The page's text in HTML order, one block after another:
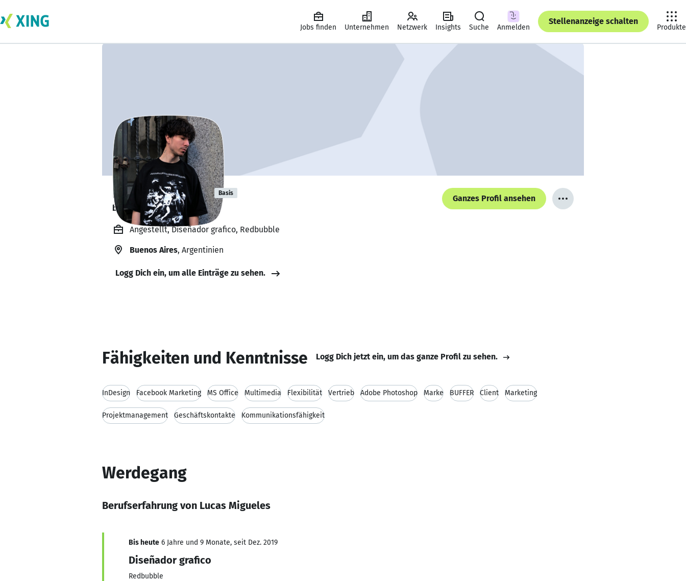
Jobs finden Unternehmen Netzwerk Insights Suche Anmelden
Stellenanzeige schalten
Produkte
Lucas Migueles Basis
busca nuevos proyectos. 🔎
Ganzes Profil ansehen
Angestellt, Diseñador grafico, Redbubble
Buenos Aires, Argentinien
Logg Dich ein, um alle Einträge zu sehen.
Fähigkeiten und Kenntnisse Logg Dich jetzt ein, um das ganze Profil zu sehen.
InDesign Facebook Marketing MS Office Multimedia Flexibilität Vertrieb Adobe Photoshop Marke BUFFER Client Marketing
Projektmanagement Geschäftskontakte Kommunikationsfähigkeit
Werdegang
Berufserfahrung von Lucas Migueles
Bis heute 6 Jahre und 9 Monate, seit Dez. 2019
Diseñador grafico
Redbubble